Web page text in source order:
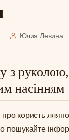
Юлия Левина
з
насінням
користь
пошукайте